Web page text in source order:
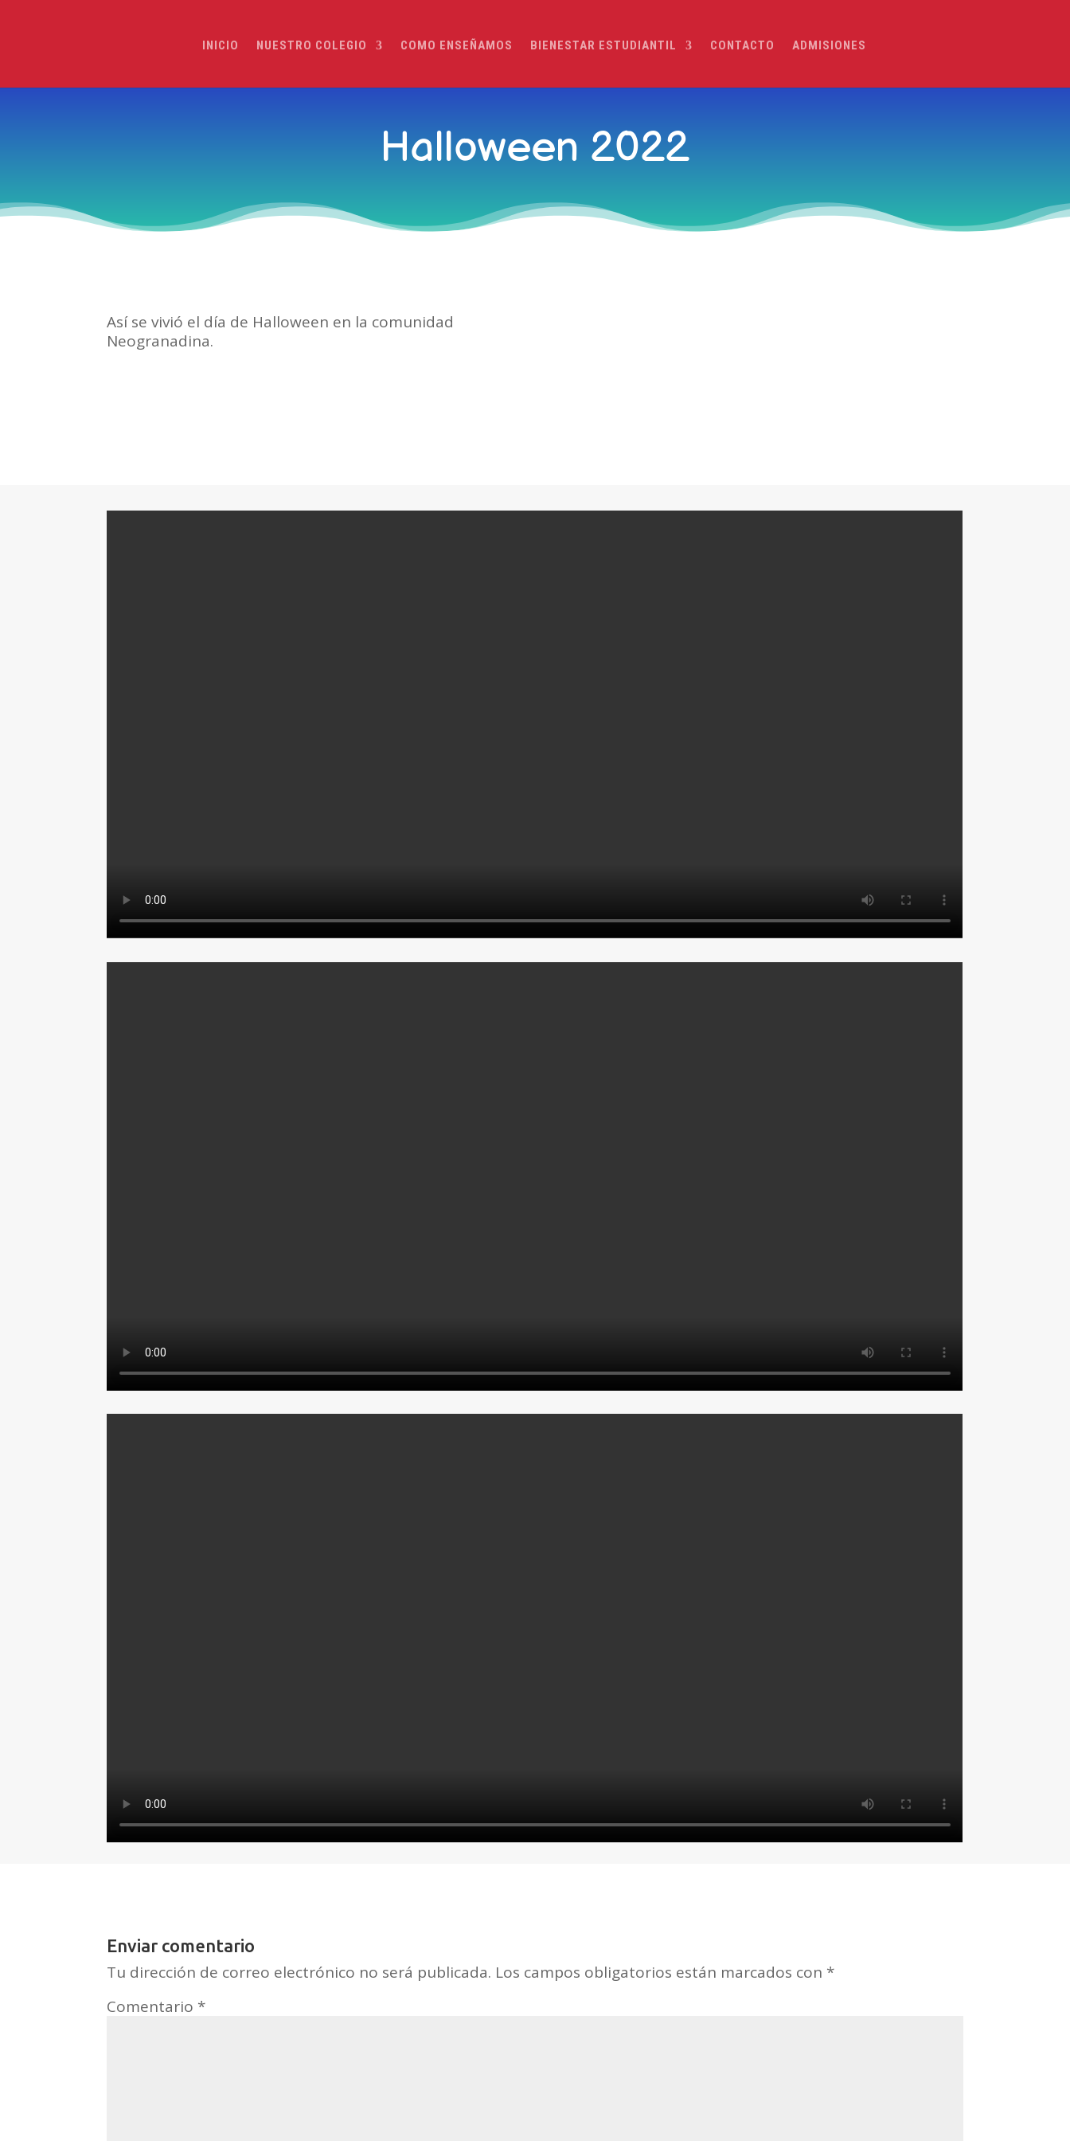
INICIO NUESTRO COLEGIO COMO ENSEÑAMOS BIENESTAR ESTUDIANTIL CONTACTO ADMISIONES
Halloween 2022
Así se vivió el día de Halloween en la comunidad
Neogranadina.
Enviar comentario
Tu dirección de correo electrónico no será publicada. Los campos obligatorios están marcados con *
Comentario *